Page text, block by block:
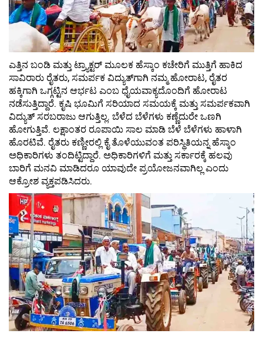
ಎತ್ತಿನ ಬಂಡಿ ಮತ್ತು ಟ್ರ್ಯಾಕ್ಟ‌ರ್ ಮೂಲಕ ಹೆಸ್ಕಾಂ ಕಚೇರಿಗೆ ಮುತ್ತಿಗೆ ಹಾಕಿದ
ಸಾವಿರಾರು ರೈತರು, ಸಮರ್ಪಕ ವಿದ್ಯುತ್‌ಗಾಗಿ ನಮ್ಮ ಹೋರಾಟ, ರೈತರ
ಹಕ್ಕಿಗಾಗಿ ಒಗ್ಗಟ್ಟಿನ ಆರ್ಭಟ ಎಂಬ ಧೈಯವಾಕ್ಯದೊಂದಿಗೆ ಹೋರಾಟ
ನಡೆಸುತ್ತಿದ್ದಾರೆ. ಕೃಷಿ ಭೂಮಿಗೆ ಸರಿಯಾದ ಸಮಯಕ್ಕೆ ಮತ್ತು ಸಮರ್ಪಕವಾಗಿ
ವಿದ್ಯುತ್‌ ಸರಬರಾಜು ಆಗುತ್ತಿಲ್ಲ. ಬೆಳೆದ ಬೆಳೆಗಳು ಕಣ್ಣೆದುರೇ ಒಣಗಿ
ಹೋಗುತ್ತಿವೆ. ಲಕ್ಷಾಂತರ ರೂಪಾಯಿ ಸಾಲ ಮಾಡಿ ಬೆಳೆ ಬೆಳೆಗಳು ಹಾಳಾಗಿ
ಹೊರಟಿವೆ. ರೈತರು ಕಣ್ಣೀರಲ್ಲಿ ಕೈ ತೊಳೆಯುವಂತ ಪರಿಸ್ಥಿತಿಯನ್ನ ಹೆಸ್ಕಾಂ
ಅಧಿಕಾರಿಗಳು ತಂದಿಟ್ಟಿದ್ದಾರೆ. ಅಧಿಕಾರಿಗಳಿಗೆ ಮತ್ತು ಸರ್ಕಾರಕ್ಕೆ ಹಲವು
ಬಾರಿಗೆ ಮನವಿ ಮಾಡಿದರೂ ಯಾವುದೇ ಪ್ರಯೋಜನವಾಗಿಲ್ಲ ಎಂದು
ಆಕ್ರೋಶ ವ್ಯಕ್ತಪಡಿಸಿದರು.